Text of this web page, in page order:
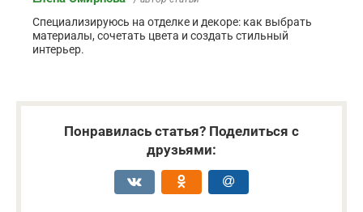
Специализируюсь на отделке и декоре: как выбрать
материалы, сочетать цвета и создать стильный
интерьер.
Понравилась статья? Поделиться с
друзьями: